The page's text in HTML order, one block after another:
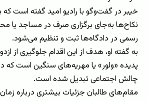
خیبر در گفت‌وگو با رادیو امید گفته است
نکاح‌ها به‌جای برگزاری صرف در مساجد یا
رسمی در دادگاه‌ها ثبت و تنظیم می‌شود.
به گفته او، هدف از این اقدام جلوگیری از
پدیده «ولور» یا مهریه‌های سنگین است که
چالش اجتماعی تبدیل شده است.
مقام‌های طالبان جزئیات بیشتری درباره